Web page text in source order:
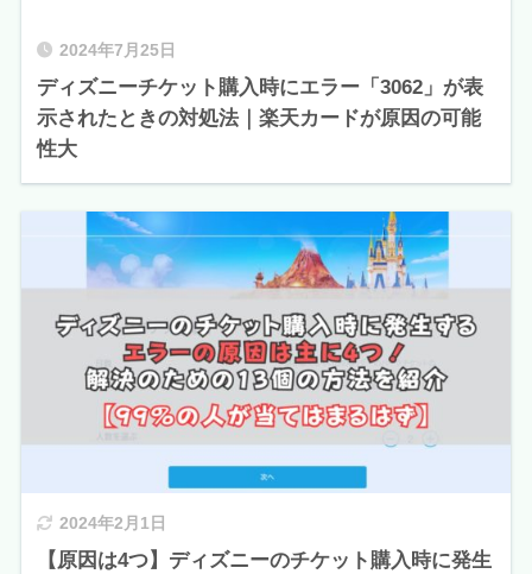
2024年7月25日
ディズニーチケット購入時にエラー「3062」が表
示されたときの対処法｜楽天カードが原因の可能
性大
2024年2月1日
【原因は4つ】ディズニーのチケット購入時に発生